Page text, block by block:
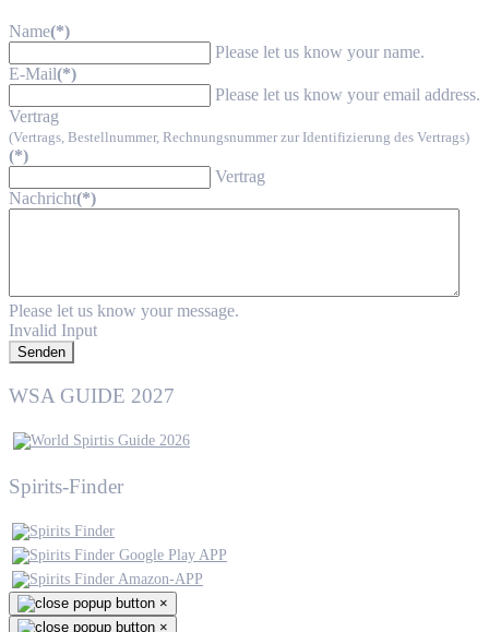
Name(*)
Please let us know your name.
E-Mail(*)
Please let us know your email address.
Vertrag
(Vertrags, Bestellnummer, Rechnungsnummer zur Identifizierung des Vertrags)
(*)
Vertrag
Nachricht(*)
Please let us know your message.
Invalid Input
Senden
WSA GUIDE 2027
Spirits-Finder
×
×